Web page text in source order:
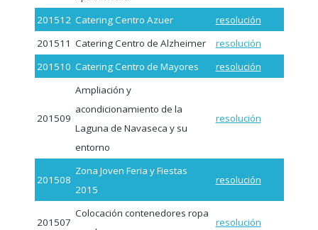
201512 Catering Centro Azuer
resolución
201511 Catering Centro de Alzheimer
resolución
201510 Catering Centro de Mayores resolución
201509
Ampliación y
acondicionamiento de la
Laguna de Navaseca y su
entorno
resolución
201508
Zona Joven Feria y Fiestas
2015
resolución
201507
Colocación contenedores ropa
resolución